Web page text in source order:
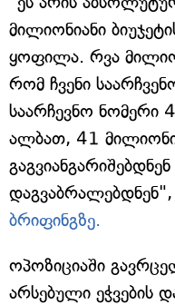
მილიონიანი
ყოფილა. რვა
რომ ჩვენი
საარჩევნო
ალბათ, 41
ბრიფინგზე.
ოპოზიციაში
არსებული ეჭვების